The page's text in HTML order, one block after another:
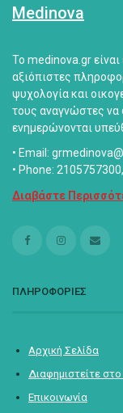
Medinova
Το medinova.gr
αξιόπιστες
ψυχολογία και
τους αναγνώστες να
ενημερώνονται
• Email:
• Phone:
Διαβάστε
ΠΛΗΡΟΦΟΡΙΕΣ
Αρχική Σελίδα
Διαφημιστείτε
Επικοινωνία